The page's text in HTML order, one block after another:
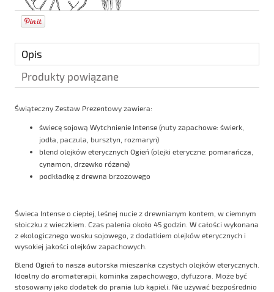
Opis
Produkty powiązane
Świąteczny Zestaw Prezentowy zawiera:
świecę sojową Wytchnienie Intense (nuty zapachowe: świerk,
jodła, paczula, bursztyn, rozmaryn)
blend olejków eterycznych Ogień (olejki eteryczne: pomarańcza,
cynamon, drzewko różane)
podkładkę z drewna brzozowego
Świeca Intense o ciepłej, leśnej nucie z drewnianym kontem, w ciemnym
słoiczku z wieczkiem. Czas palenia około 45 godzin. W całości wykonana
z ekologicznego wosku sojowego, z dodatkiem olejków eterycznych i
wysokiej jakości olejków zapachowych.
Blend Ogień to nasza autorska mieszanka czystych olejków eterycznych.
Idealny do aromaterapii, kominka zapachowego, dyfuzora. Może być
stosowany jako dodatek do prania lub kąpieli. Nie używać bezpośrednio